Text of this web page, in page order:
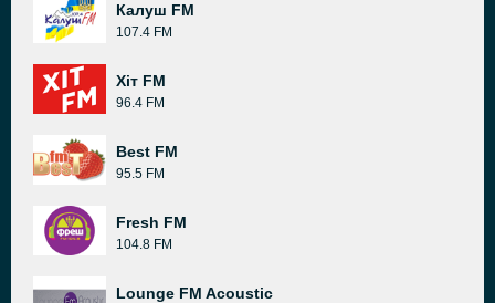
Калуш FM
107.4 FM
Хіт FM
96.4 FM
Best FM
95.5 FM
Fresh FM
104.8 FM
Lounge FM Acoustic